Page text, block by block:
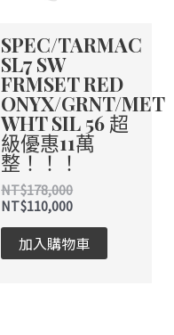
SPEC/TARMAC
SL7 SW
FRMSET RED
ONYX/GRNT/MET
WHT SIL 56 超
級優惠11萬
整！！！
NT$178,000
NT$110,000
加入購物車